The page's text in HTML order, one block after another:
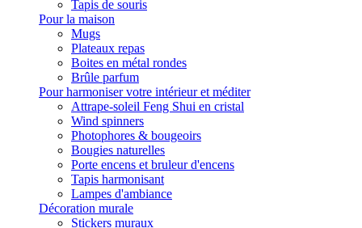
Tapis de souris
Pour la maison
Mugs
Plateaux repas
Boites en métal rondes
Brûle parfum
Pour harmoniser votre intérieur et méditer
Attrape-soleil Feng Shui en cristal
Wind spinners
Photophores & bougeoirs
Bougies naturelles
Porte encens et bruleur d'encens
Tapis harmonisant
Lampes d'ambiance
Décoration murale
Stickers muraux